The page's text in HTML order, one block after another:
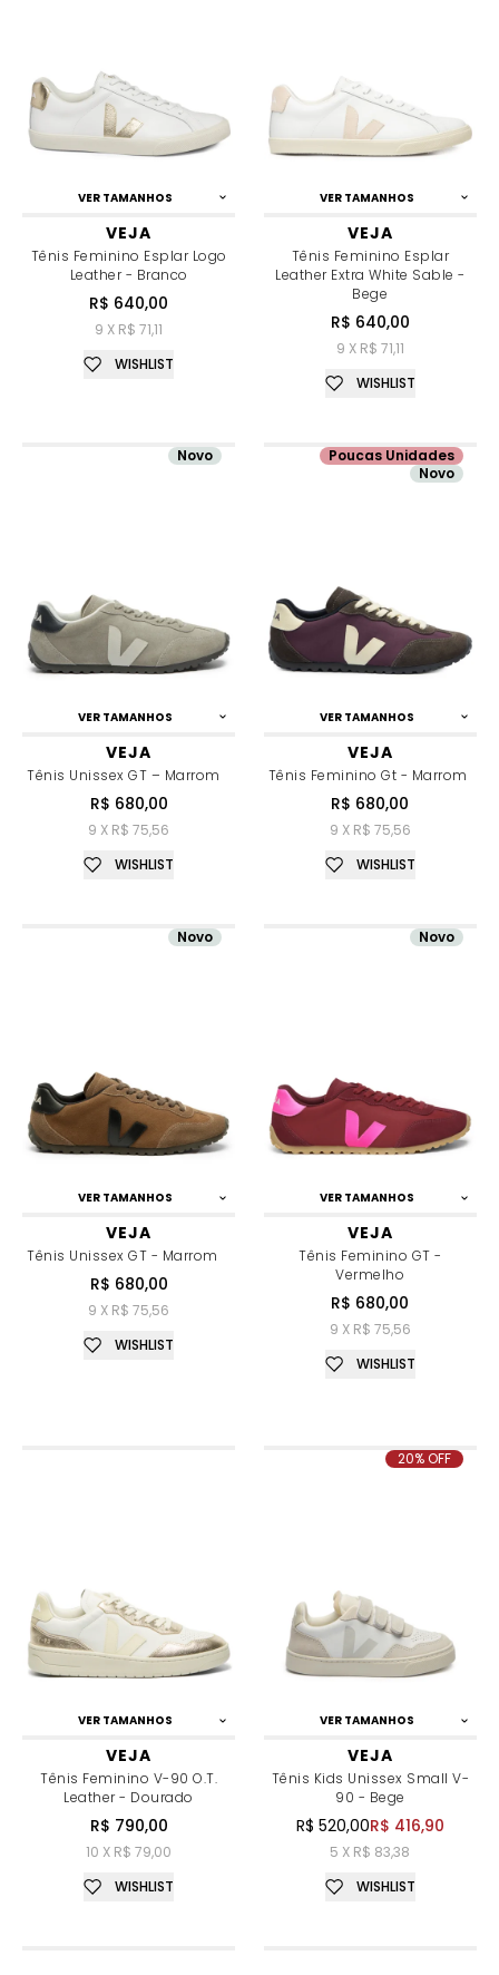
VER TAMANHOS
VEJA
Tênis Feminino Esplar Logo
Leather - Branco
R$ 640,00
9 X R$ 71,11
WISHLIST
VER TAMANHOS
VEJA
Tênis Feminino Esplar
Leather Extra White Sable -
Bege
R$ 640,00
9 X R$ 71,11
WISHLIST
VER TAMANHOS
VEJA
Tênis Unissex GT – Marrom
R$ 680,00
9 X R$ 75,56
Novo
WISHLIST
VER TAMANHOS
VEJA
Tênis Feminino Gt - Marrom
R$ 680,00
9 X R$ 75,56
Poucas Unidades
Novo
WISHLIST
VER TAMANHOS
VEJA
Tênis Unissex GT - Marrom
R$ 680,00
9 X R$ 75,56
Novo
WISHLIST
VER TAMANHOS
VEJA
Tênis Feminino GT -
Vermelho
R$ 680,00
9 X R$ 75,56
Novo
WISHLIST
VER TAMANHOS
VEJA
Tênis Feminino V-90 O.T.
Leather - Dourado
R$ 790,00
10 X R$ 79,00
WISHLIST
VER TAMANHOS
VEJA
Tênis Kids Unissex Small V-
90 - Bege
R$ 520,00R$ 416,90
5 X R$ 83,38
20% OFF
WISHLIST